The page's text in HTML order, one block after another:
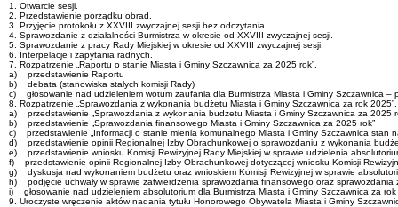
1. Otwarcie sesji.
2. Przedstawienie porządku obrad.
3. Przyjęcie protokołu z XXVIII zwyczajnej sesji bez odczytania.
4. Sprawozdanie z działalności Burmistrza w okresie od XXVIII zwyczajnej sesji.
5. Sprawozdanie z pracy Rady Miejskiej w okresie od XXVIII zwyczajnej sesji.
6. Interpelacje i zapytania radnych.
7. Rozpatrzenie „Raportu o stanie Miasta i Gminy Szczawnica za 2025 rok”.
a) przedstawienie Raportu
b) debata (stanowiska stałych komisji Rady)
c) głosowanie nad udzieleniem wotum zaufania dla Burmistrza Miasta i Gminy Szczawnica –
8. Rozpatrzenie „Sprawozdania z wykonania budżetu Miasta i Gminy Szczawnica za rok
a) przedstawienie „Sprawozdania z wykonania budżetu Miasta i Gminy Szczawnica za 2025
b) przedstawienie „Sprawozdania finansowego Miasta i Gminy Szczawnica za 2025 rok”
c) przedstawienie „Informacji o stanie mienia komunalnego Miasta i Gminy Szczawnica stan
d) przedstawienie opinii Regionalnej Izby Obrachunkowej o sprawozdaniu z wykonania
e) przedstawienie wniosku Komisji Rewizyjnej Rady Miejskiej w sprawie udzielenia
f) przedstawienie opinii Regionalnej Izby Obrachunkowej dotyczącej wniosku Komisji
g) dyskusja nad wykonaniem budżetu oraz wnioskiem Komisji Rewizyjnej w sprawie
h) podjęcie uchwały w sprawie zatwierdzenia sprawozdania finansowego oraz
i) głosowanie nad udzieleniem absolutorium dla Burmistrza Miasta i Gminy Szczawnica za rok
9. Uroczyste wręczenie aktów nadania tytułu Honorowego Obywatela Miasta i Gminy